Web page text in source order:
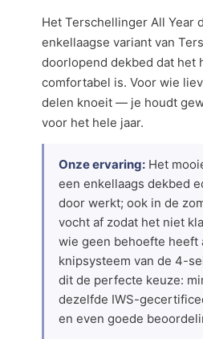
Het Terschellinger All Year
enkellaagse variant van
doorlopend dekbed dat het
comfortabel is. Voor wie
delen knoeit — je houdt
voor het hele jaar.
Onze ervaring: Het
een enkellaags dekbed
door werkt; ook in de
vocht af zodat het niet
wie geen behoefte heeft
knipsysteem van de 4-
dit de perfecte keuze:
dezelfde IWS-
en even goede